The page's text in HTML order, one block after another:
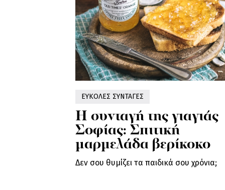
ΕΥΚΟΛΕΣ ΣΥΝΤΑΓΕΣ
Η συνταγή της γιαγιάς
Σοφίας: Σπιτική
μαρμελάδα βερίκοκο
Δεν σου θυμίζει τα παιδικά σου χρόνια;